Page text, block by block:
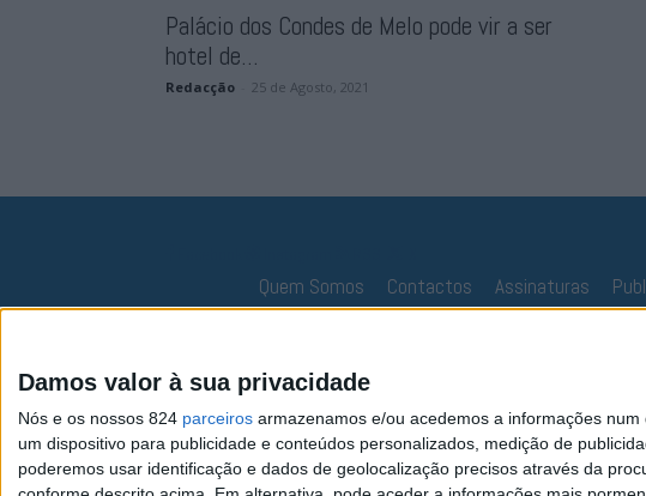
Damos valor à sua privacidade
Nós e os nossos 824 parceiros armazenamos e/ou acedemos a informações
um dispositivo para publicidade e conteúdos personalizados, medição de
poderemos usar identificação e dados de geolocalização precisos através da
Palácio dos Condes de Melo pode vir a ser
hotel de...
Redacção 25 de Agosto, 2021
Quem Somos Contactos Assinaturas